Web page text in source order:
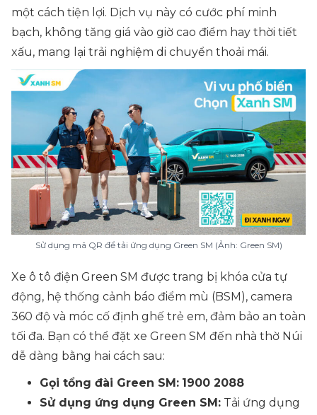
một cách tiện lợi. Dịch vụ này có cước phí minh
bạch, không tăng giá vào giờ cao điểm hay thời tiết
xấu, mang lại trải nghiệm di chuyển thoải mái.
Sử dụng mã QR để tải ứng dụng Green SM (Ảnh: Green SM)
Xe ô tô điện Green SM được trang bị khóa cửa tự
động, hệ thống cảnh báo điểm mù (BSM), camera
360 độ và móc cố định ghế trẻ em, đảm bảo an toàn
tối đa. Bạn có thể đặt xe Green SM đến nhà thờ Núi
dễ dàng bằng hai cách sau:
Gọi tổng đài Green SM: 1900 2088
Sử dụng ứng dụng Green SM: Tải ứng dụng